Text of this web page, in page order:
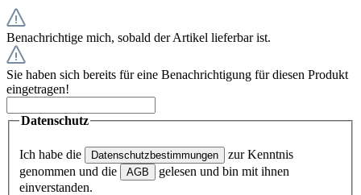
Benachrichtige mich, sobald der Artikel lieferbar ist.
Sie haben sich bereits für eine Benachrichtigung für diesen Produkt
eingetragen!
Datenschutz
Ich habe die Datenschutzbestimmungen
zur Kenntnis
genommen und die
AGB
gelesen und bin mit ihnen
einverstanden.